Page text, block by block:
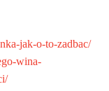
jak-o-to-zadbac/
wina-